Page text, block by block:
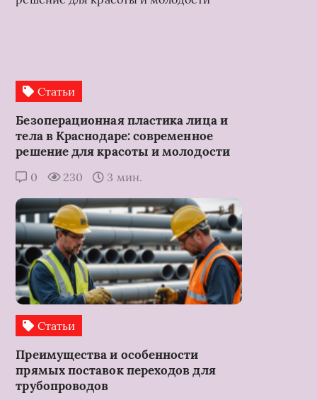
Статьи
Безоперационная пластика лица и
тела в Краснодаре: современное
решение для красоты и молодости
0 230 3 мин.
Статьи
Преимущества и особенности
прямых поставок переходов для
трубопроводов